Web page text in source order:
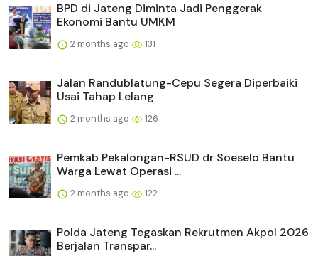
BPD di Jateng Diminta Jadi Penggerak
Ekonomi Bantu UMKM
2 months ago 131
Jalan Randublatung-Cepu Segera Diperbaiki
Usai Tahap Lelang
2 months ago 126
Pemkab Pekalongan-RSUD dr Soeselo Bantu
Warga Lewat Operasi ...
2 months ago 122
Polda Jateng Tegaskan Rekrutmen Akpol 2026
Berjalan Transpar...